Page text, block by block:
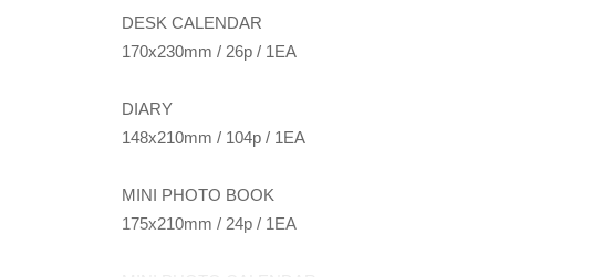
DESK CALENDAR
170x230mm / 26p / 1EA
DIARY
148x210mm / 104p / 1EA
MINI PHOTO BOOK
175x210mm / 24p / 1EA